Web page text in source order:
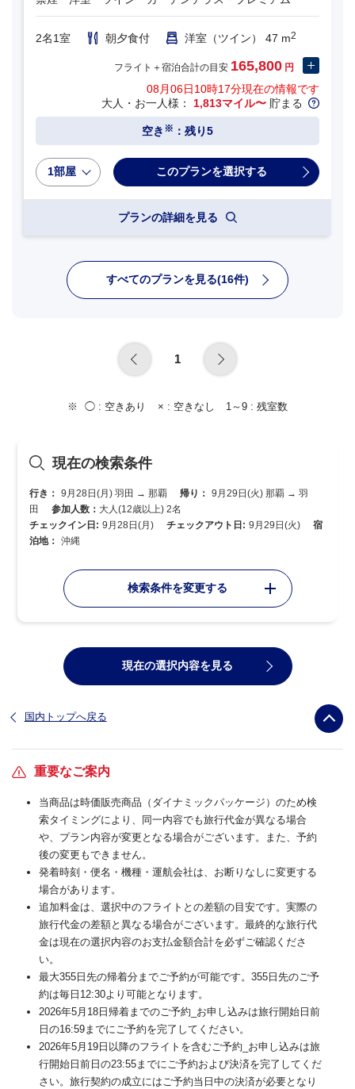
2名1室 朝夕食付 洋室（ツイン） 47 m2
フライト＋宿泊合計の目安 165,800 円
08月06日10時17分現在の情報です
大人・お一人様： 1,813マイル〜 貯まる
空き ※ ：残り5
1部屋
プランの詳細を見る
すべてのプランを見る(16件)
1
◯ : 空きあり × : 空きなし 1～9 : 残室数
現在の検索条件
行き： 9月28日(月) 羽田 → 那覇 帰り： 9月29日(火) 那覇 → 羽
田
参加人数： 大人(12歳以上) 2名
チェックイン日: 9月28日(月) チェックアウト日: 9月29日(火)
宿
泊地： 沖縄
検索条件を変更する
現在の選択内容を見る
国内トップへ戻る
重要なご案内
当商品は時価販売商品（ダイナミックパッケージ）のため検
索タイミングにより、同一内容でも旅行代金が異なる場合
や、プラン内容が変更となる場合がございます。また、予約
後の変更もできません。
発着時刻・便名・機種・運航会社は、お断りなしに変更する
場合があります。
追加料金は、選択中のフライトとの差額の目安です。実際の
旅行代金の差額と異なる場合がございます。最終的な旅行代
金は現在の選択内容のお支払金額合計を必ずご確認くださ
い。
最大355日先の帰着分までご予約が可能です。355日先のご予
約は毎日12:30より可能となります。
2026年5月18日帰着までのご予約_お申し込みは旅行開始日前
日の16:59までにご予約を完了してください。
2026年5月19日以降のフライトを含むご予約_お申し込みは旅
行開始日前日の23:55までにご予約および決済を完了してくだ
さい。旅行契約の成立にはご予約当日中の決済が必要となり